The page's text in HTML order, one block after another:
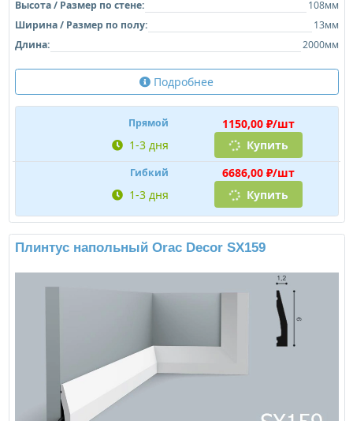
Высота / Размер по стене:
108мм
Ширина / Размер по полу:
13мм
Длина:
2000мм
Подробнее
Прямой
1150,00 ₽/шт
1-3 дня
Купить
Гибкий
6686,00 ₽/шт
1-3 дня
Купить
Плинтус напольный Orac Decor SX159